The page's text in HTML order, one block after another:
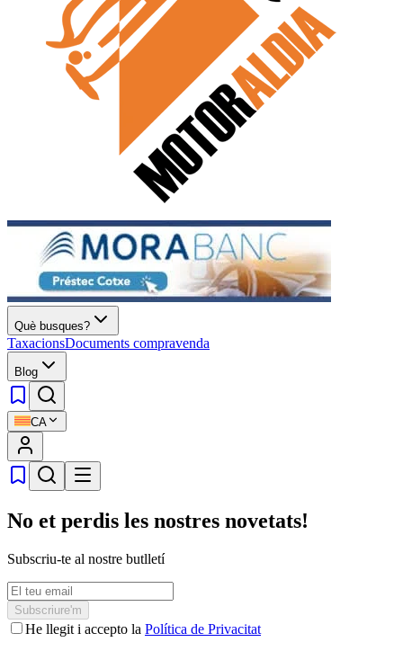
Què busques?
TaxacionsDocuments compravenda
Blog
CA
No et perdis les nostres novetats!
Subscriu-te al nostre butlletí
Subscriure'm
He llegit i accepto la Política de Privacitat